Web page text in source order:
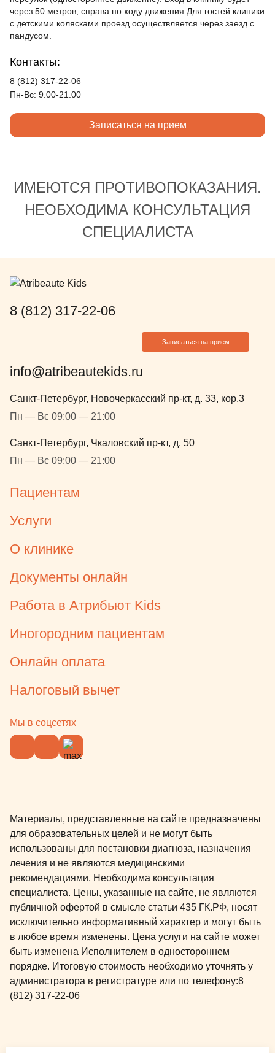
через 50 метров, справа по ходу движения.Для гостей клиники
с детскими колясками проезд осуществляется через заезд с
пандусом.
Контакты:
8 (812) 317-22-06
Пн-Вс: 9.00-21.00
Записаться на прием
ИМЕЮТСЯ ПРОТИВОПОКАЗАНИЯ.
НЕОБХОДИМА КОНСУЛЬТАЦИЯ
СПЕЦИАЛИСТА
8 (812) 317-22-06
Записаться на прием
info@atribeautekids.ru
Санкт-Петербург, Новочеркасский пр-кт, д. 33, кор.3
Пн — Вс 09:00 — 21:00
Санкт-Петербург, Чкаловский пр-кт, д. 50
Пн — Вс 09:00 — 21:00
Пациентам
Услуги
О клинике
Документы онлайн
Работа в Атрибьют Kids
Иногородним пациентам
Онлайн оплата
Налоговый вычет
Мы в соцсетях
Материалы, представленные на сайте предназначены
для образовательных целей и не могут быть
использованы для постановки диагноза, назначения
лечения и не являются медицинскими
рекомендациями. Необходима консультация
специалиста. Цены, указанные на сайте, не являются
публичной офертой в смысле статьи 435 ГК.РФ, носят
исключительно информативный характер и могут быть
в любое время изменены. Цена услуги на сайте может
быть изменена Исполнителем в одностороннем
порядке. Итоговую стоимость необходимо уточнять у
администратора в регистратуре или по телефону:8
(812) 317-22-06